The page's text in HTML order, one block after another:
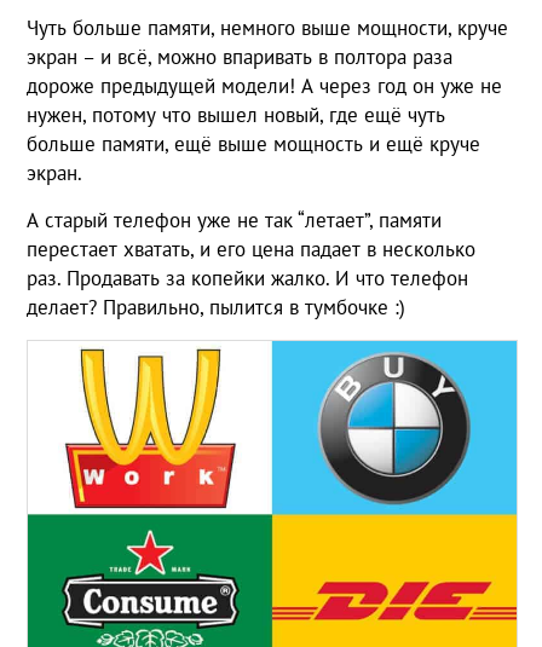
Чуть больше памяти, немного выше мощности, круче
экран – и всё, можно впаривать в полтора раза
дороже предыдущей модели! А через год он уже не
нужен, потому что вышел новый, где ещё чуть
больше памяти, ещё выше мощность и ещё круче
экран.
А старый телефон уже не так “летает”, памяти
перестает хватать, и его цена падает в несколько
раз. Продавать за копейки жалко. И что телефон
делает? Правильно, пылится в тумбочке :)